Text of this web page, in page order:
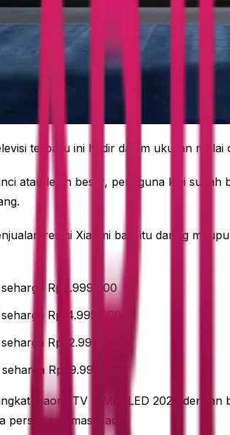
terbaru ini hadir dalam ukuran mulai
atau lebih besar, pengguna kini
resmi Xiaomi baik itu daring
Rp9.999.000
Rp14.999.000
Rp22.999.000
Rp29.999.000
Xiaomi TV S Mini LED 2026
masih ada.